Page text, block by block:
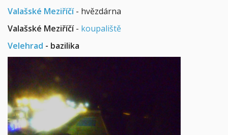
Valašské Meziříčí- hvězdárna
Valašské Meziříčí- koupaliště
Velehrad - bazilika